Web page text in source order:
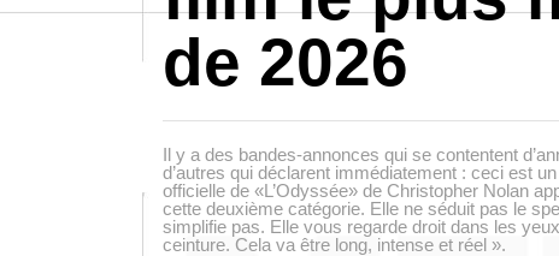
de 2026
Il y a des bandes-annonces qui se contentent
d’autres qui déclarent immédiatement : ceci est
officielle de «L’Odyssée» de Christopher Nolan
cette deuxième catégorie. Elle ne séduit pas le
simplifie pas. Elle vous regarde droit dans les
ceinture. Cela va être long, intense et réel ».